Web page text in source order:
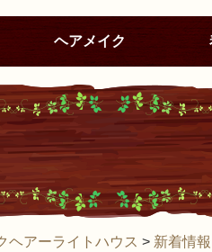
ヘアメイク
ヘアーライトハウス > 新着情報